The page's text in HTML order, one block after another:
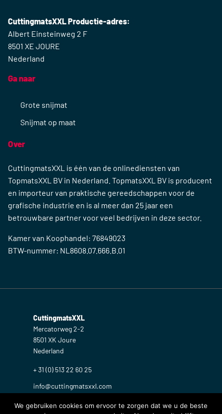
Neem contact op
Nederland - Joure + 31 (0) 513 22 60 25
Wij spreken Nederlands, Fries, Engels en Duits - bel ons
We kunnen alle andere talen lezen en schrijven - gelieve
ons te mailen.
CuttingmatsXXL Productie-adres:
Albert Einsteinweg 2 F
8501 XE JOURE
Snijmat op maat
CuttingmatsXXL is één van de onlinediensten van
TopmatsXXL BV in Nederland. TopmatsXXL BV is producent
en importeur van praktische gereedschappen voor de
grafische industrie en is al meer dan 25 jaar een
We gebruiken cookies om ervoor te zorgen dat we u de beste